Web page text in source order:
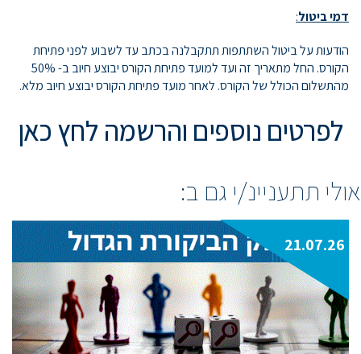
דמי ביטול:
הודעות על ביטול השתתפות תתקבלנה בכתב עד לשבוע לפני פתיחת
הקורס. החל מתאריך זה ועד למועד פתיחת הקורס יבוצע חיוב ב- 50%
מהתשלום הכולל של הקורס. לאחר מועד פתיחת הקורס יבוצע חיוב מלא.
לפרטים נוספים והרשמה לחץ כאן
אולי תתעניינ/י גם ב:
21.07.26